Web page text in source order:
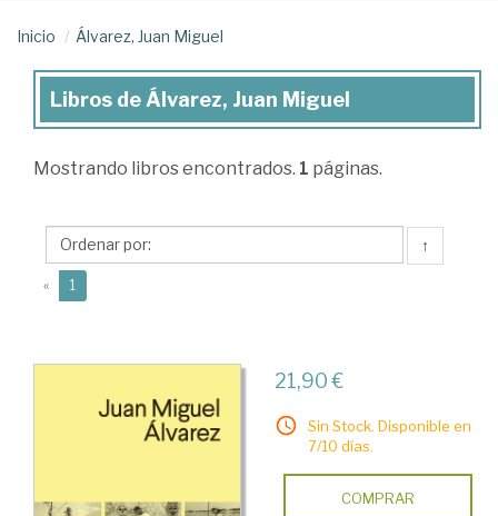
Inicio Álvarez, Juan Miguel
Libros
Álvarez,
Miguel
Libros de Álvarez, Juan Miguel
Mostrando libros encontrados. 1 páginas.
↑
« 1
21,90 €
Sin Stock. Disponible en
7/10 días.
COMPRAR